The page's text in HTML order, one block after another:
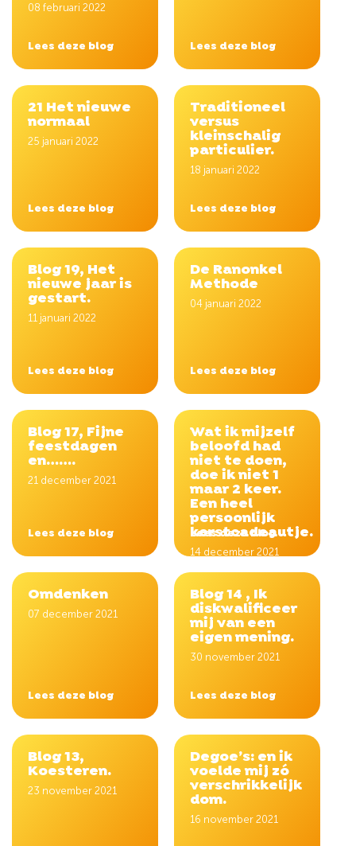
08 februari 2022
Lees deze blog Lees deze blog
21 Het nieuwe
normaal
25 januari 2022
Lees deze blog
Traditioneel
versus
kleinschalig
particulier.
18 januari 2022
Lees deze blog
Blog 19, Het
nieuwe jaar is
gestart.
11 januari 2022
Lees deze blog
De Ranonkel
Methode
04 januari 2022
Lees deze blog
Blog 17, Fijne
feestdagen
en…….
21 december 2021
Lees deze blog
Wat ik mijzelf
beloofd had
niet te doen,
doe ik niet 1
maar 2 keer.
Een heel
persoonlijk
kerstcadeautje.
14 december 2021
Lees deze blog
Omdenken
07 december 2021
Lees deze blog
Blog 14 , Ik
diskwalificeer
mij van een
eigen mening.
30 november 2021
Lees deze blog
Blog 13,
Koesteren.
23 november 2021
Degoe’s: en ik
voelde mij zó
verschrikkelijk
dom.
16 november 2021